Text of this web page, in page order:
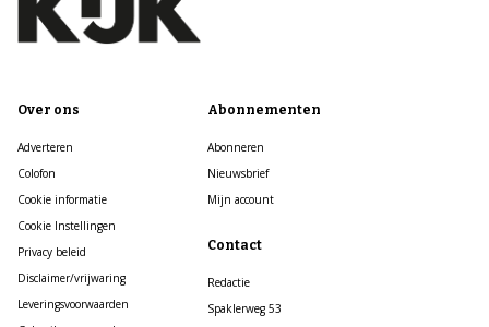
Over ons
Adverteren
Colofon
Cookie informatie
Cookie Instellingen
Privacy beleid
Disclaimer/vrijwaring
Leveringsvoorwaarden
Abonnementen
Abonneren
Nieuwsbrief
Mijn account
Contact
Redactie
Spaklerweg 53